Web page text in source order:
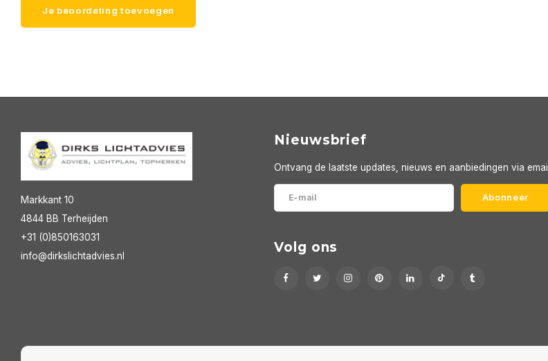
Je beoordeling toevoegen
Markkant 10
4844 BB Terheijden
+31 (0)850163031
info@dirkslichtadvies.nl
Nieuwsbrief
Ontvang de laatste updates, nieuws en aanbiedingen via email
Abonneer
Volg ons